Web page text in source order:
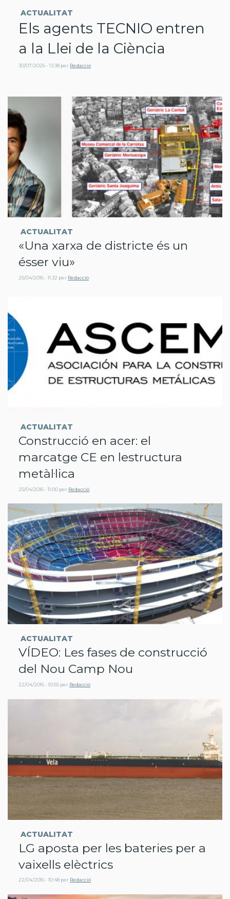
ACTUALITAT
Els agents TECNIO entren
a la Llei de la Ciència
30/07/2026 - 13:38 per Redacció
ACTUALITAT
«Una xarxa de districte és un
ésser viu»
25/04/2016 - 11:32 per Redacció
ACTUALITAT
Construcció en acer: el
marcatge CE en lestructura
metàl·lica
25/04/2016 - 11:00 per Redacció
ACTUALITAT
VÍDEO: Les fases de construcció
del Nou Camp Nou
22/04/2016 - 10:55 per Redacció
ACTUALITAT
LG aposta per les bateries per a
vaixells elèctrics
22/04/2016 - 10:48 per Redacció